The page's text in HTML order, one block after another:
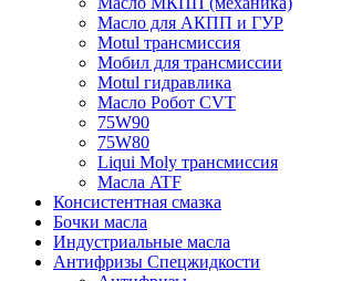
Масло для АКПП и ГУР
Motul трансмиссия
Мобил для трансмиссии
Motul гидравлика
Масло Робот CVT
75W90
75W80
Liqui Moly трансмиссия
Масла ATF
Консистентная смазка
Бочки масла
Индустриальные масла
Антифризы Спецжидкости